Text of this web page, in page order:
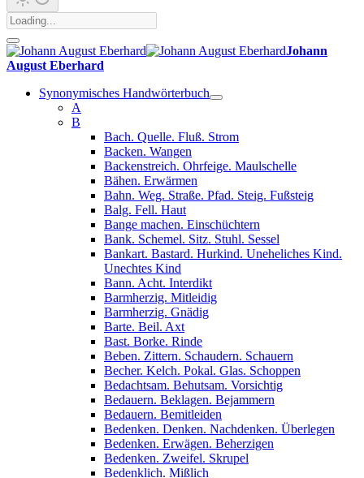
Johann
August Eberhard
Synonymisches Handwörterbuch
A
B
Bach. Quelle. Fluß. Strom
Backen. Wangen
Backenstreich. Ohrfeige. Maulschelle
Bähen. Erwärmen
Bahn. Weg. Straße. Pfad. Steig. Fußsteig
Balg. Fell. Haut
Bange machen. Einschüchtern
Bank. Schemel. Sitz. Stuhl. Sessel
Bankart. Bastard. Hurkind. Uneheliches Kind.
Unechtes Kind
Bann. Acht. Interdikt
Barmherzig. Mitleidig
Barmherzig. Gnädig
Barte. Beil. Axt
Bast. Borke. Rinde
Beben. Zittern. Schaudern. Schauern
Becher. Kelch. Pokal. Glas. Schoppen
Bedachtsam. Behutsam. Vorsichtig
Bedauern. Beklagen. Bejammern
Bedauern. Bemitleiden
Bedenken. Denken. Nachdenken. Überlegen
Bedenken. Erwägen. Beherzigen
Bedenken. Zweifel. Skrupel
Bedenklich. Mißlich